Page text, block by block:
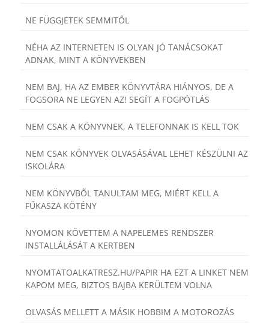
NE FÜGGJETEK SEMMITŐL
NÉHA AZ INTERNETEN IS OLYAN JÓ TANÁCSOKAT
ADNAK, MINT A KÖNYVEKBEN
NEM BAJ, HA AZ EMBER KÖNYVTÁRA HIÁNYOS, DE A
FOGSORA NE LEGYEN AZ! SEGÍT A FOGPÓTLÁS
NEM CSAK A KÖNYVNEK, A TELEFONNAK IS KELL TOK
NEM CSAK KÖNYVEK OLVASÁSÁVAL LEHET KÉSZÜLNI AZ
ISKOLÁRA
NEM KÖNYVBŐL TANULTAM MEG, MIÉRT KELL A
FŰKASZA KÖTÉNY
NYOMON KÖVETTEM A NAPELEMES RENDSZER
INSTALLÁLÁSÁT A KERTBEN
NYOMTATOALKATRESZ.HU/PAPIR HA EZT A LINKET NEM
KAPOM MEG, BIZTOS BAJBA KERÜLTEM VOLNA
OLVASÁS MELLETT A MÁSIK HOBBIM A MOTOROZÁS